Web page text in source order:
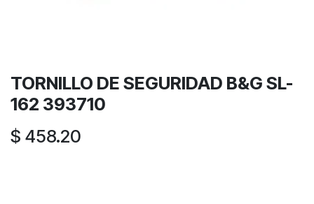
TORNILLO DE SEGURIDAD B&G SL-
162 393710
$ 458.20